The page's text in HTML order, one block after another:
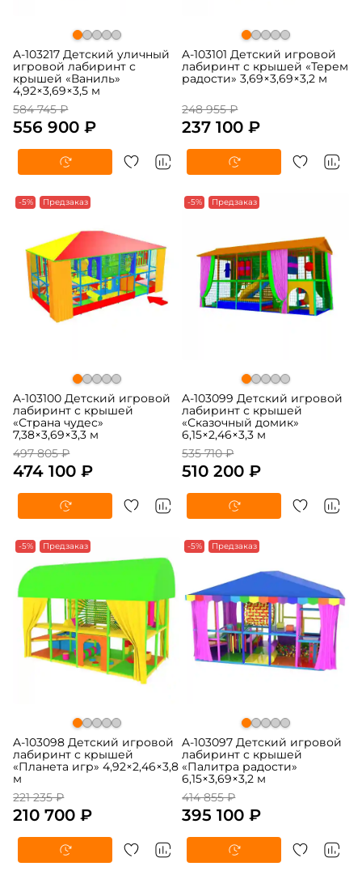
A-103217 Детский уличный
игровой лабиринт с
крышей «Ваниль»
4,92×3,69×3,5 м
584 745 ₽
556 900 ₽
A-103101 Детский игровой
лабиринт с крышей «Терем
радости» 3,69×3,69×3,2 м
248 955 ₽
237 100 ₽
-5% Предзаказ
A-103100 Детский игровой
лабиринт с крышей
«Страна чудес»
7,38×3,69×3,3 м
497 805 ₽
474 100 ₽
-5% Предзаказ
A-103099 Детский игровой
лабиринт с крышей
«Сказочный домик»
6,15×2,46×3,3 м
535 710 ₽
510 200 ₽
-5% Предзаказ
A-103098 Детский игровой
лабиринт с крышей
«Планета игр» 4,92×2,46×3,8
м
221 235 ₽
210 700 ₽
-5% Предзаказ
A-103097 Детский игровой
лабиринт с крышей
«Палитра радости»
6,15×3,69×3,2 м
414 855 ₽
395 100 ₽